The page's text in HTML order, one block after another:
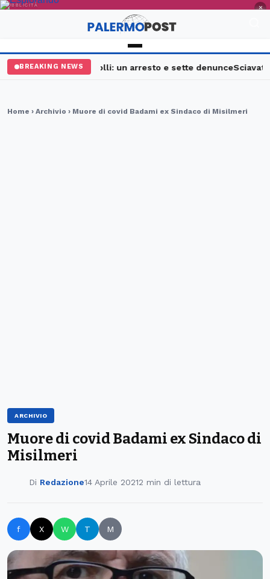
PUBBLICITÀ ×
BREAKING NEWS
Palermo, maxi controlli: un arresto e sette denunceSciavata
Home › Archivio › Muore di covid Badami ex Sindaco di Misilmeri
ARCHIVIO
Muore di covid Badami ex Sindaco di
Misilmeri
Di Redazione14 Aprile 20212 min di lettura
f X W T M